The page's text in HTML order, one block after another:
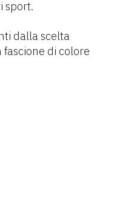
sport.
dalla scelta
di colore